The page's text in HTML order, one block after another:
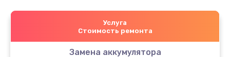
Услуга
Стоимость ремонта
Замена аккумулятора